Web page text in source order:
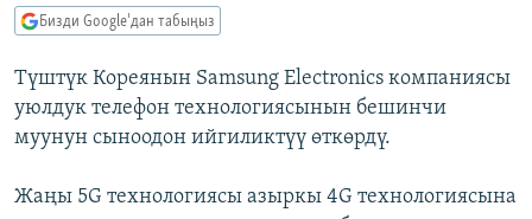
ЭКСПЕРТТЕР ТАЛДАЙТ
БИЗ ЖАНА ДҮЙНӨ
ДАНИСТЕ
АЗАТТЫК+
ӨЗГӨЧӨ ПИКИР
Русский
Бизди Google'дан табыңыз
Түштүк Кореянын Samsung Electronics компаниясы
уюлдук телефон технологиясынын бешинчи
муунун сыноодон ийгиликтүү өткөрдү.
Жаңы 5G технологиясы азыркы 4G технологиясына